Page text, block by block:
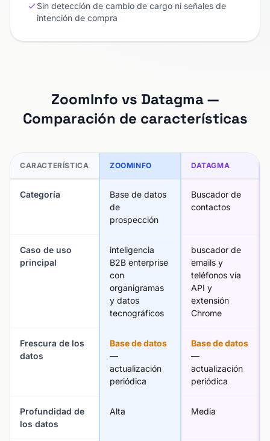
Sin detección de cambio de cargo ni señales de
intención de compra
ZoomInfo vs Datagma —
Comparación de características
CARACTERÍSTICA ZOOMINFO DATAGMA
Categoría
Base de datos
de
prospección
Buscador de
contactos
Caso de uso
principal
inteligencia
B2B enterprise
con
organigramas
y datos
tecnográficos
buscador de
emails y
teléfonos vía
API y
extensión
Chrome
Frescura de los
datos
Base de datos
—
actualización
periódica
Base de datos
—
actualización
periódica
Profundidad de
los datos
Alta Media